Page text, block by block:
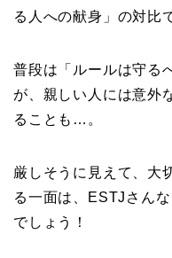
る人への献身」の対比
普段は「ルールは守る
が、親しい人には意外
ることも…。
厳しそうに見えて、大
る一面は、ESTJさん
でしょう！